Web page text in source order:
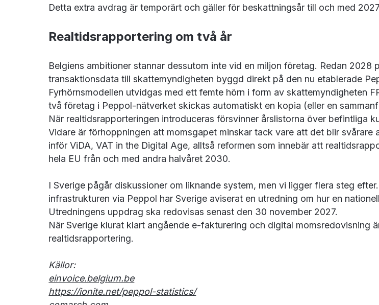
Detta extra avdrag är temporärt och gäller för beskattningsår till och med
Realtidsrapportering om två år
Belgiens ambitioner stannar dessutom inte vid en miljon företag. Redan
transaktionsdata till skattemyndigheten byggd direkt på den nu etablerade
Fyrhörnsmodellen utvidgas med ett femte hörn i form av skattemyndigheten
två företag i Peppol-nätverket skickas automatiskt en kopia (eller en
När realtidsrapporteringen introduceras försvinner årslistorna över befintliga
Vidare är förhoppningen att momsgapet minskar tack vare att det blir
inför ViDA, VAT in the Digital Age, alltså reformen som innebär att
hela EU från och med andra halvåret 2030.
I Sverige pågår diskussioner om liknande system, men vi ligger flera steg
infrastrukturen via Peppol har Sverige aviserat en utredning om hur en
Utredningens uppdrag ska redovisas senast den 30 november 2027.
När Sverige klurat klart angående e-fakturering och digital momsredovisning
realtidsrapportering.
Källor:
einvoice.belgium.be
https://ionite.net/peppol-statistics/